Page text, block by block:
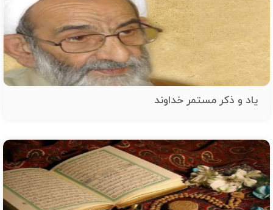
یاد و ذکر مستمر خداوند